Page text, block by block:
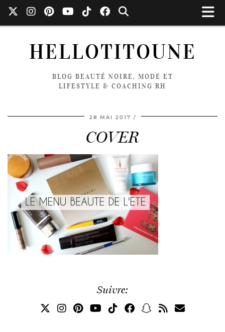
HELLOTITOUNE
BLOG BEAUTÉ NOIRE, MODE ET
LIFESTYLE & COACHING RH
28 MAI 2017
COVER
Suivre: